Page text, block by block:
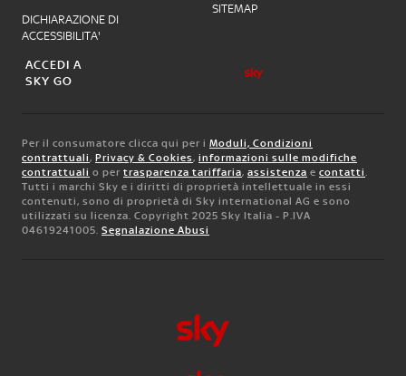
DICHIARAZIONE DI
ACCESSIBILITA'
SITEMAP
ACCEDI A
SKY GO
Per il consumatore clicca qui per i Moduli, Condizioni
contrattuali, Privacy & Cookies, informazioni sulle modifiche
contrattuali o per trasparenza tariffaria, assistenza e contatti.
Tutti i marchi Sky e i diritti di proprietà intellettuale in essi
contenuti, sono di proprietà di Sky international AG e sono
utilizzati su licenza. Copyright 2025 Sky Italia - P.IVA
04619241005. Segnalazione Abusi